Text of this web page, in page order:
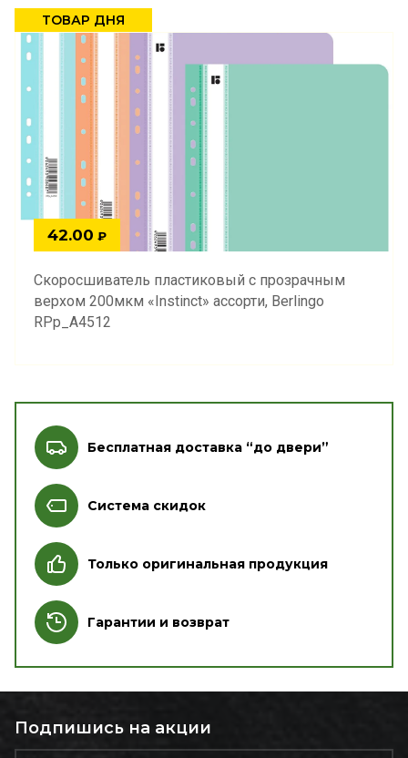
ТОВАР ДНЯ
42.00 ₽
Скоросшиватель пластиковый с прозрачным
верхом 200мкм «Instinct» ассорти, Berlingo
RPp_A4512
Бесплатная доставка “до двери”
Система скидок
Только оригинальная продукция
Гарантии и возврат
Подпишись на акции